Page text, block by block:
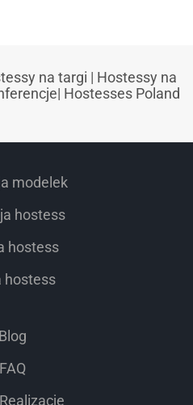
na targi | Hostessy na
| Hostesses Poland
modelek
hostess
hostess
hostess
Blog
FAQ